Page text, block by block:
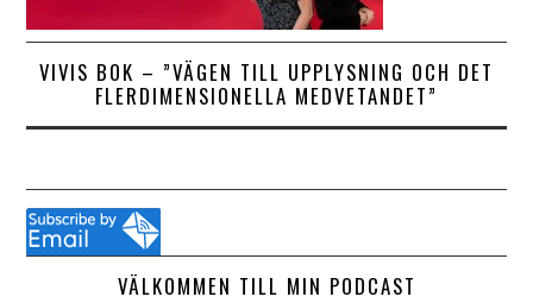
VIVIS BOK – ”VÄGEN TILL UPPLYSNING OCH DET
FLERDIMENSIONELLA MEDVETANDET”
VÄLKOMMEN TILL MIN PODCAST